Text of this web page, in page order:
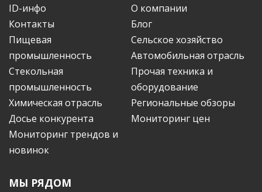
ID-инфо
О компании
Контакты
Блог
Пищевая
промышленность
Сельское хозяйство
Автомобильная отрасль
Стекольная
промышленность
Прочая техника и
оборудование
Химическая отрасль
Региональные обзоры
Досье конкурента
Мониторинг цен
Мониторинг трендов и
новинок
МЫ РЯДОМ